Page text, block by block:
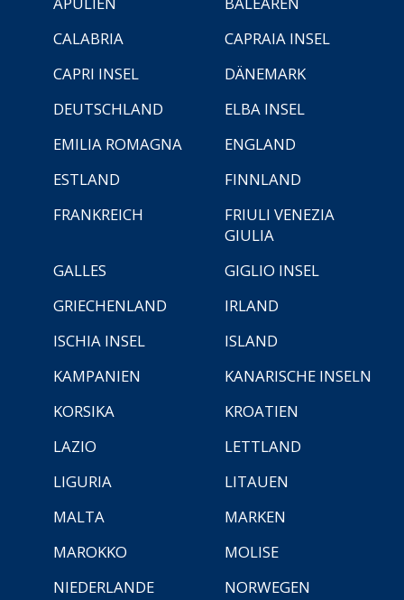
CALABRIA
CAPRAIA INSEL
CAPRI INSEL
DÄNEMARK
DEUTSCHLAND
ELBA INSEL
EMILIA ROMAGNA
ENGLAND
ESTLAND
FINNLAND
FRANKREICH
FRIULI VENEZIA
GIULIA
GALLES
GIGLIO INSEL
GRIECHENLAND
IRLAND
ISCHIA INSEL
ISLAND
KAMPANIEN
KANARISCHE INSELN
KORSIKA
KROATIEN
LAZIO
LETTLAND
LIGURIA
LITAUEN
MALTA
MARKEN
MAROKKO
MOLISE
NIEDERLANDE
NORWEGEN